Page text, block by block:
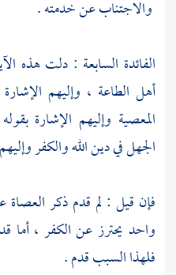
والاجتناب عن خدمته .
الفائدة السابعة : دلت هذه
أهل الطاعة ، وإليهم
المعصية وإليهم الإشارة
الجهل في دين الله والكفر
فإن قيل : لم قدم ذكر
واحد يحترز عن الكفر ، أما
فلهذا السبب قدم .